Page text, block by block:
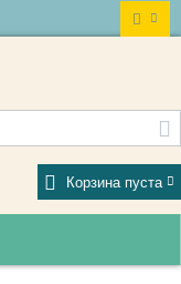
Корзина пуста